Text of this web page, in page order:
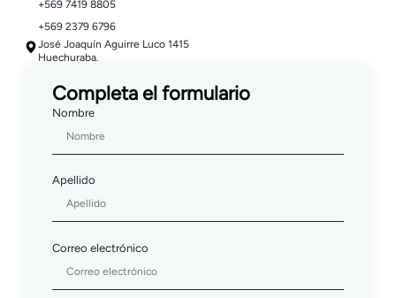
+569 7419 8805
+569 2379 6796
José Joaquín Aguirre Luco 1415
Huechuraba.
Completa el formulario
Nombre
Apellido
Correo electrónico